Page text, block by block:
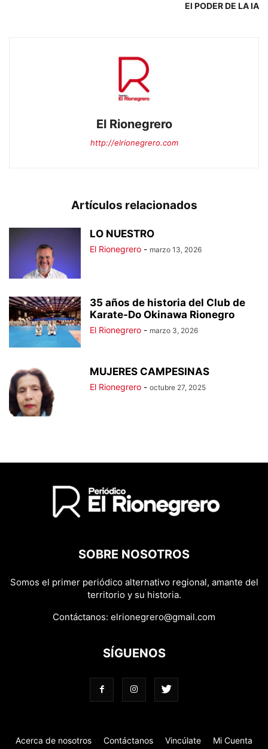
El PODER DE LA IA
El Rionegrero
http://elrionegrero.com
Artículos relacionados
LO NUESTRO
El Rionegrero - marzo 13, 2026
35 años de historia del Club de
Karate-Do Okinawa Rionegro
El Rionegrero - marzo 3, 2026
MUJERES CAMPESINAS
El Rionegrero - octubre 27, 2025
SOBRE NOSOTROS
Somos el primer periódico alternativo regional, amante del
territorio y su historia.
Contáctanos: elrionegrero@gmail.com
SÍGUENOS
Acerca de nosotros Contáctanos Vincúlate Mi Cuenta